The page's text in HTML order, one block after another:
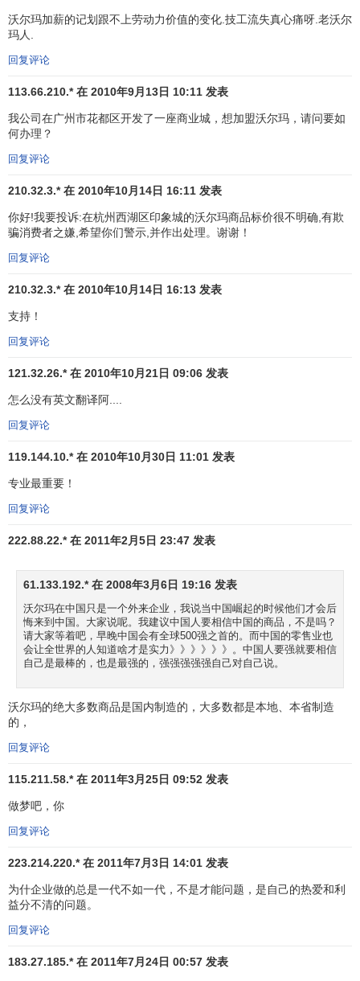
玛问鼎多项满意度指数，被供应商评为“满意的连锁企业”。此
外，沃尔玛每年
估计间接采购
无论在哪里运营，沃尔玛都致力于成为优秀的企业公
具有代表性的奖项如下：
由中国连锁经营协会
在由上海商情信息中心和快速消费品研究中心所做的
由《财富》中文版颁发的“中国最有价值的品牌”
由《南方周末》评选的世界500强在华投资企业
由《
的“中国最佳表现公司”
由《
由《
外界批评
沃尔玛在本城市开设店铺，在中国广州，本土零售行业也一
直抵制沃尔玛，沃尔玛通过控股
州，但其控股的岗顶店，销售商品的品种和食品的有效期都
的价格，扼杀制造商的品牌，最著名的案例是他甚至与
被法律限制，在中国，沃尔玛正在实施这一计划。
价格便宜并不意味着消费者拥有更多的消费选择的自
由，特别他的采购中心设在深圳，意味着更加便宜的货源，
和更加丰厚的利润，但不意味着消费者可以获得更优质的，
多样化的消费品。
沃尔玛(WAL—MART)小档案：
1950年 山姆·沃尔顿 开设了第一家特价商店。
1962年 沃尔顿以“Wal—Mart”为名在阿肯色州拉杰斯
市开办了第一家沃尔玛平价商店。
1970年 在阿肯色州的本顿维尔镇成立了公司总部和第
一家配送中心。
1972年 沃尔玛公司在纽约
的17年间(到1989年)翻了100倍。
“沃尔玛欢呼”。
沃尔玛加薪的记划跟不上劳动力价值的变化.技工流失真心痛呀.老沃尔
玛人.
回复评论
113.66.210.* 在 2010年9月13日 10:11 发表
我公司在广州市花都区开发了一座商业城，想加盟沃尔玛，请问要如
何办理？
回复评论
210.32.3.* 在 2010年10月14日 16:11 发表
你好!我要投诉:在杭州西湖区印象城的沃尔玛商品标价很不明确,有欺
骗消费者之嫌,希望你们警示,并作出处理。谢谢！
回复评论
210.32.3.* 在 2010年10月14日 16:13 发表
支持！
回复评论
121.32.26.* 在 2010年10月21日 09:06 发表
怎么没有英文翻译阿....
回复评论
119.144.10.* 在 2010年10月30日 11:01 发表
专业最重要！
回复评论
222.88.22.* 在 2011年2月5日 23:47 发表
61.133.192.* 在 2008年3月6日 19:16 发表
沃尔玛在中国只是一个外来企业，我说当中国崛起的时候他们才会后
悔来到中国。大家说呢。我建议中国人要相信中国的商品，不是吗？
请大家等着吧，早晚中国会有全球500强之首的。而中国的零售业也
会让全世界的人知道啥才是实力》》》》》》。中国人要强就要相信
自己是最棒的，也是最强的，强强强强强自己对自己说。
沃尔玛的绝大多数商品是国内制造的，大多数都是本地、本省制造
的，
回复评论
115.211.58.* 在 2011年3月25日 09:52 发表
做梦吧，你
回复评论
223.214.220.* 在 2011年7月3日 14:01 发表
为什企业做的总是一代不如一代，不是才能问题，是自己的热爱和利
益分不清的问题。
回复评论
183.27.185.* 在 2011年7月24日 00:57 发表